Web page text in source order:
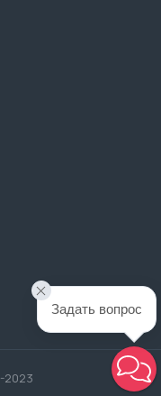
2023
Задать вопрос